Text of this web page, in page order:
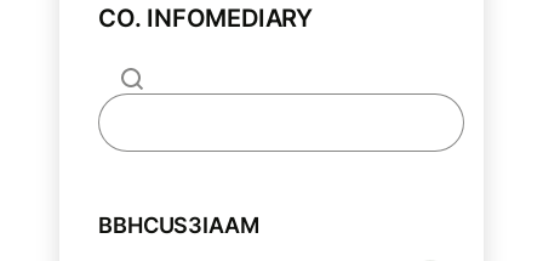
CO. INFOMEDIARY
BBHCUS3IAAM